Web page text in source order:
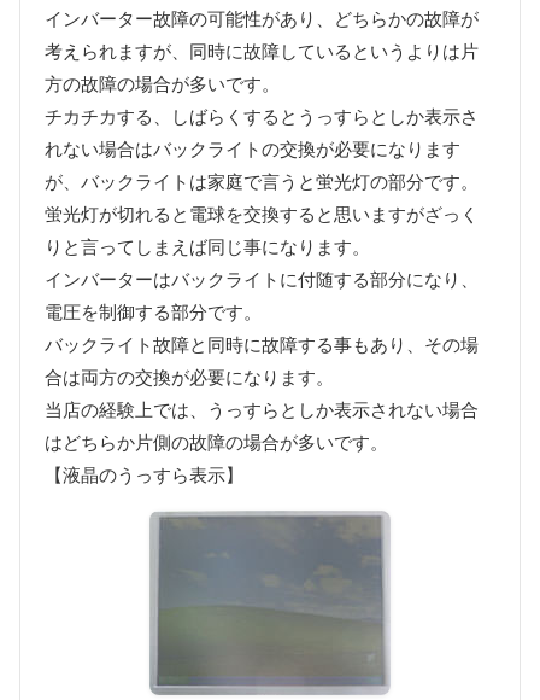
インバーター故障の可能性があり、どちらかの故障が
考えられますが、同時に故障しているというよりは片
方の故障の場合が多いです。
チカチカする、しばらくするとうっすらとしか表示さ
れない場合はバックライトの交換が必要になります
が、バックライトは家庭で言うと蛍光灯の部分です。
蛍光灯が切れると電球を交換すると思いますがざっく
りと言ってしまえば同じ事になります。
インバーターはバックライトに付随する部分になり、
電圧を制御する部分です。
バックライト故障と同時に故障する事もあり、その場
合は両方の交換が必要になります。
当店の経験上では、うっすらとしか表示されない場合
はどちらか片側の故障の場合が多いです。
【液晶のうっすら表示】